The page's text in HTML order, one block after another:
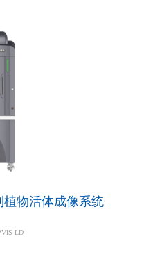
植物活体成像系统
LD